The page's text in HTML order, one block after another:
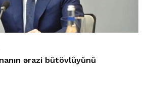
ərazi bütövlüyünü